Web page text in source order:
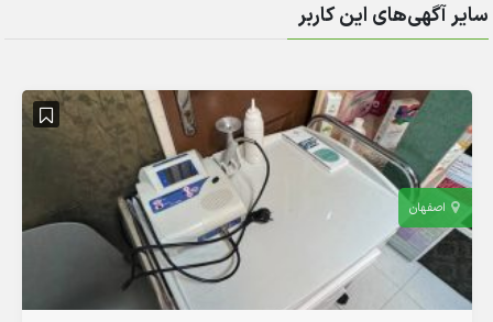
سایر آگهی‌های این کاربر
اصفهان